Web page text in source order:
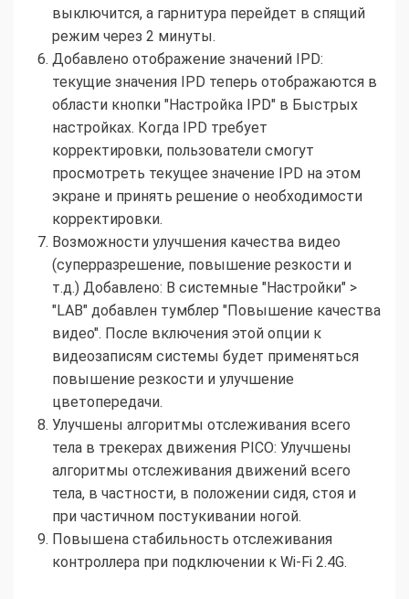
выключится, а гарнитура перейдет в спящий
режим через 2 минуты.
Добавлено отображение значений IPD:
текущие значения IPD теперь отображаются в
области кнопки "Настройка IPD" в Быстрых
настройках. Когда IPD требует
корректировки, пользователи смогут
просмотреть текущее значение IPD на этом
экране и принять решение о необходимости
корректировки.
Возможности улучшения качества видео
(суперразрешение, повышение резкости и
т.д.) Добавлено: В системные "Настройки" >
"LAB" добавлен тумблер "Повышение качества
видео". После включения этой опции к
видеозаписям системы будет применяться
повышение резкости и улучшение
цветопередачи.
Улучшены алгоритмы отслеживания всего
тела в трекерах движения PICO: Улучшены
алгоритмы отслеживания движений всего
тела, в частности, в положении сидя, стоя и
при частичном постукивании ногой.
Повышена стабильность отслеживания
контроллера при подключении к Wi-Fi 2.4G.